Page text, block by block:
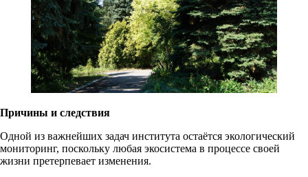
Причины и следствия
Одной из важнейших задач института остаётся экологический
мониторинг, поскольку любая экосистема в процессе своей
жизни претерпевает изменения.